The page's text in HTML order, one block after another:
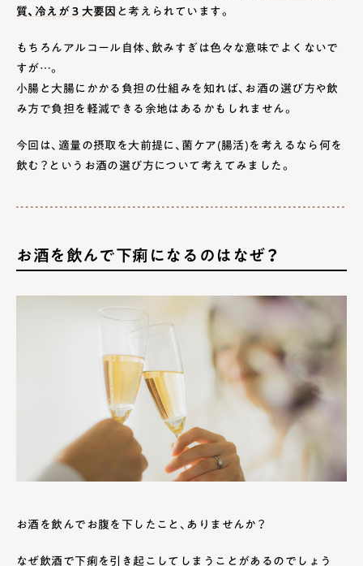
4.3ワイン
5大前提は「飲みすぎない」お酒は楽しく適量に
質、冷えが３大要因 と考えられています。
もちろんアルコール自体、飲みすぎは色々な意味でよくないで
すが…。
小腸と大腸にかかる負担の仕組みを知れば、お酒の選び方や飲
み方で負担を軽減できる余地はあるかもしれません。
今回は、適量の摂取を大前提に、菌ケア(腸活)を考えるなら何を
飲む？というお酒の選び方について考えてみました。
お酒を飲んで下痢になるのはなぜ？
お酒を飲んでお腹を下したこと、ありませんか？
なぜ飲酒で下痢を引き起こしてしまうことがあるのでしょう